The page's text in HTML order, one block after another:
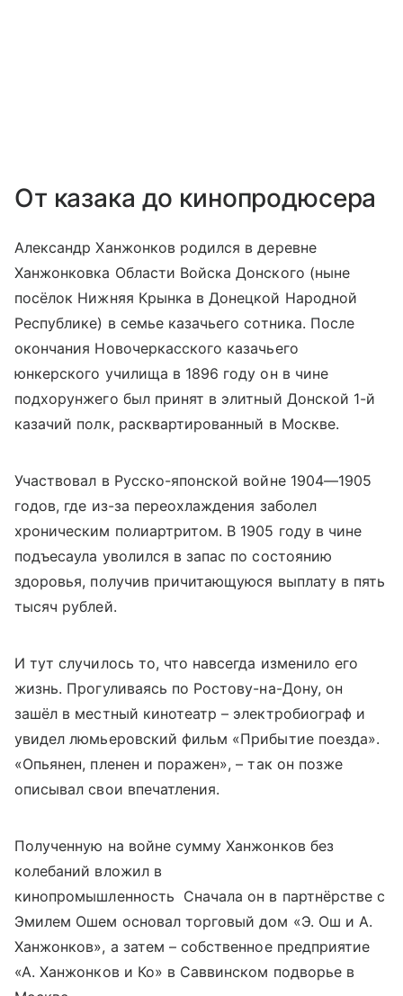
От казака до кинопродюсера
Александр Ханжонков родился в деревне
Ханжонковка Области Войска Донского (ныне
посёлок Нижняя Крынка в Донецкой Народной
Республике) в семье казачьего сотника. После
окончания Новочеркасского казачьего
юнкерского училища в 1896 году он в чине
подхорунжего был принят в элитный Донской 1-й
казачий полк, расквартированный в Москве.
Участвовал в Русско-японской войне 1904—1905
годов, где из-за переохлаждения заболел
хроническим полиартритом. В 1905 году в чине
подъесаула уволился в запас по состоянию
здоровья, получив причитающуюся выплату в пять
тысяч рублей.
И тут случилось то, что навсегда изменило его
жизнь. Прогуливаясь по Ростову-на-Дону, он
зашёл в местный кинотеатр – электробиограф и
увидел люмьеровский фильм «Прибытие поезда».
«Опьянен, пленен и поражен», – так он позже
описывал свои впечатления.
Полученную на войне сумму Ханжонков без
колебаний вложил в
кинопромышленность Сначала он в партнёрстве с
Эмилем Ошем основал торговый дом «Э. Ош и А.
Ханжонков», а затем – собственное предприятие
«А. Ханжонков и Ко» в Саввинском подворье в